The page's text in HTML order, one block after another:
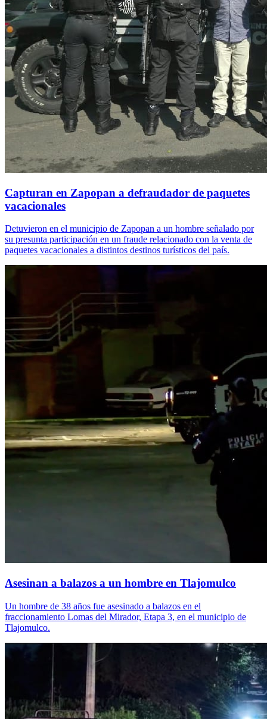
Capturan en Zapopan a defraudador de paquetes
vacacionales
Detuvieron en el municipio de Zapopan a un hombre señalado por
su presunta participación en un fraude relacionado con la venta de
paquetes vacacionales a distintos destinos turísticos del país.
Asesinan a balazos a un hombre en Tlajomulco
Un hombre de 38 años fue asesinado a balazos en el
fraccionamiento Lomas del Mirador, Etapa 3, en el municipio de
Tlajomulco.